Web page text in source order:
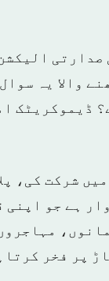
صدارتی
والا یہ
ڈیموکریٹک
شرکت کی،
ہے جو اپنی
پر فخر